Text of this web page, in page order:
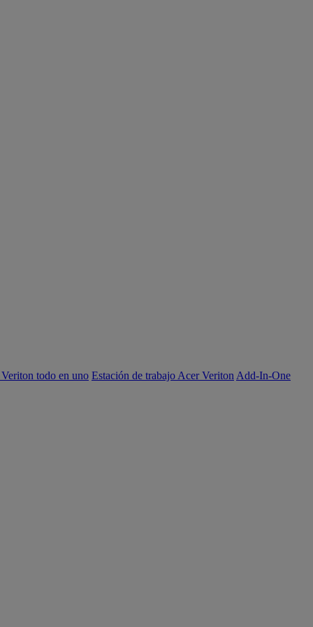
todo en uno Estación de trabajo Acer Veriton Add-In-One